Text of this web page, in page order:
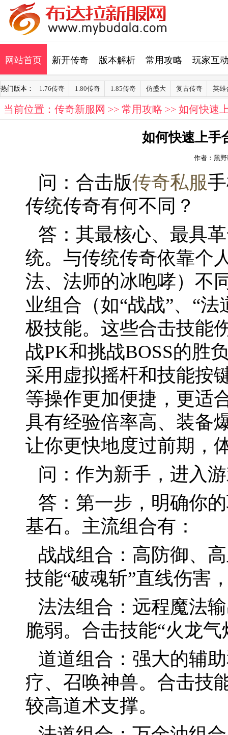
网站首页 新开传奇 版本解析 常用攻略 玩家互
热门版本： 1.76传奇 1.80传奇 1.85传奇 仿盛大 复古传奇 英雄
当前位置： 传奇新服网 >> 常用攻略 >> 如何快速
如何快速上手
作者：黑
问：合击版传奇私服
传统传奇有何不同？
答：其最核心、最具
统。与传统传奇依靠个
法、法师的冰咆哮）不
业组合（如“战战”、“
极技能。这些合击技能
战PK和挑战BOSS的胜
采用虚拟摇杆和技能按
等操作更加便捷，更适
具有经验倍率高、装备
让你更快地度过前期，
问：作为新手，进入
答：第一步，明确你
基石。主流组合有：
战战组合：高防御、
技能“破魂斩”直线伤害
法法组合：远程魔法
脆弱。合击技能“火龙
道道组合：强大的辅
疗、召唤神兽。合击技
较高道术支撑。